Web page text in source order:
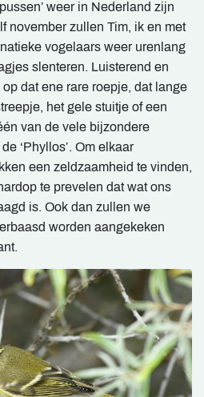
weer in Nederland zijn
november zullen Tim, ik en met
vogelaars weer urenlang
slenteren. Luisterend en
dat ene rare roepje, dat lange
het gele stuitje of een
van de vele bijzondere
‘Phyllos’. Om elkaar
een zeldzaamheid te vinden,
te prevelen dat wat ons
is. Ook dan zullen we
worden aangekeken